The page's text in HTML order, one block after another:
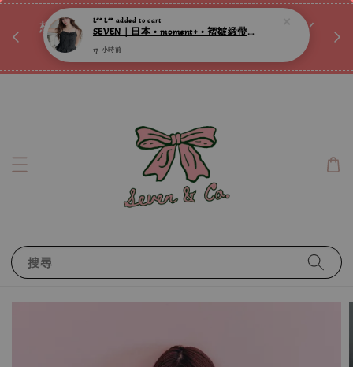
想訂製屬於自己的『水晶手鍊』嗎ꕀ♡ 私訊我們.ᐟ.ᐟ
📣Instagram 這邊按下去
搜尋
17 小時前